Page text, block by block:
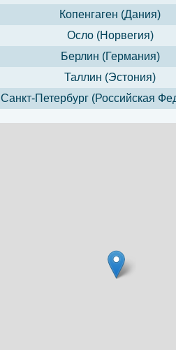
Копенгаген (Дания)
Осло (Норвегия)
Берлин (Германия)
Таллин (Эстония)
Санкт-Петербург (Российская